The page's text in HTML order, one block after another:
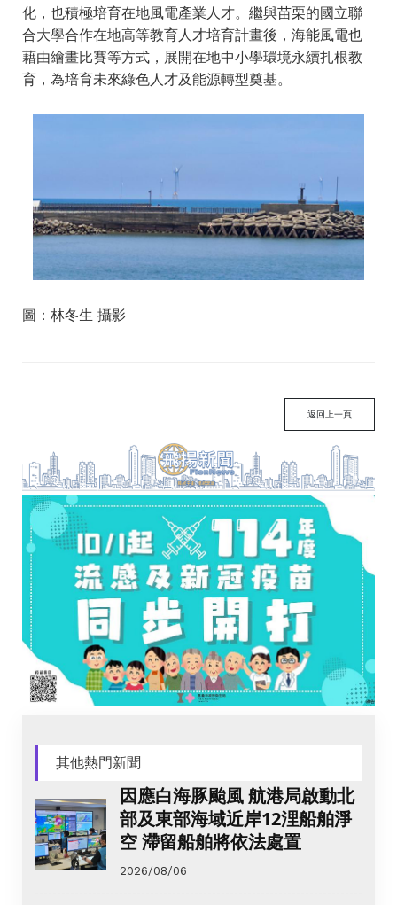
化，也積極培育在地風電產業人才。繼與苗栗的國立聯
合大學合作在地高等教育人才培育計畫後，海能風電也
藉由繪畫比賽等方式，展開在地中小學環境永續扎根教
育，為培育未來綠色人才及能源轉型奠基。
圖：林冬生 攝影
返回上一頁
其他熱門新聞
因應白海豚颱風 航港局啟動北
部及東部海域近岸12浬船舶淨
空 滯留船舶將依法處置
2026/08/06